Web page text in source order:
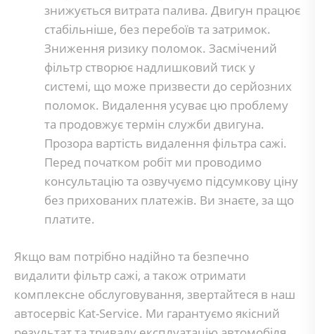
знижується витрата палива. Двигун працює
стабільніше, без перебоїв та затримок.
Зниження ризику поломок. Засмічений
фільтр створює надлишковий тиск у
системі, що може призвести до серйозних
поломок. Видалення усуває цю проблему
та продовжує термін служби двигуна.
Прозора вартість видалення фільтра сажі.
Перед початком робіт ми проводимо
консультацію та озвучуємо підсумкову ціну
без прихованих платежів. Ви знаєте, за що
платите.
Якщо вам потрібно надійно та безпечно
видалити фільтр сажі, а також отримати
комплексне обслуговування, звертайтеся в наш
автосервіс Kat-Service. Ми гарантуємо якісний